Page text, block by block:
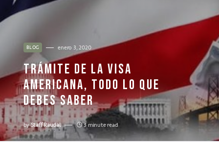
BLOG enero 3, 2020
TRÁMITE DE LA VISA
AMERICANA, TODO LO QUE
DEBES SABER
byStaff Raudal 3 minute read